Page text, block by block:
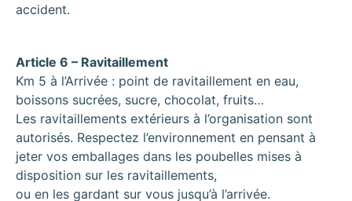
accident.
Article 6 – Ravitaillement
Km 5 à l’Arrivée : point de ravitaillement en eau,
boissons sucrées, sucre, chocolat, fruits…
Les ravitaillements extérieurs à l’organisation sont
autorisés. Respectez l’environnement en pensant à
jeter vos emballages dans les poubelles mises à
disposition sur les ravitaillements,
ou en les gardant sur vous jusqu’à l’arrivée.